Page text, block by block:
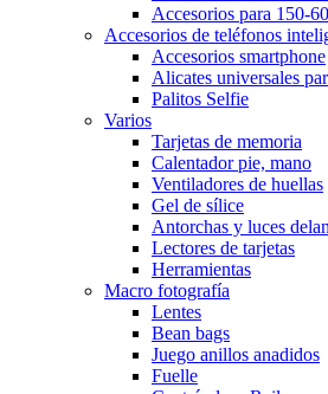
Accesorios para 150-
Accesorios de teléfonos
Accesorios smartphone
Alicates universales
Palitos Selfie
Varios
Tarjetas de memoria
Calentador pie, mano
Ventiladores de huellas
Gel de sílice
Antorchas y luces
Lectores de tarjetas
Herramientas
Macro fotografía
Lentes
Bean bags
Juego anillos anadidos
Fuelle